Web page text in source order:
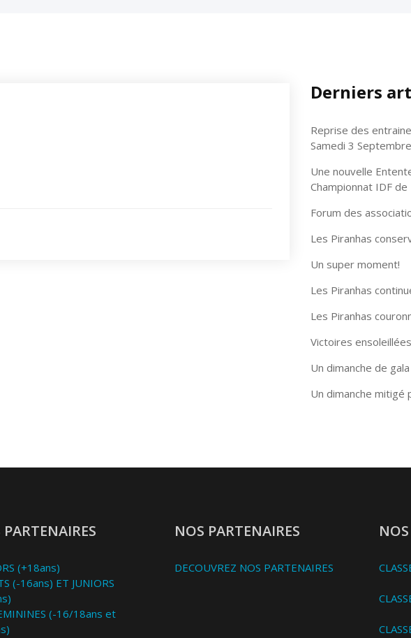
Derniers
Reprise des
Samedi 3
Une nouvelle
Championnat IDF
Forum des
Les Piranhas
Un super moment!
Les Piranhas
Les Piranhas
Victoires
Un dimanche de
Un dimanche mitigé
PARTENAIRES
(+18ans)
(-16ans) ET JUNIORS
(-16/18ans et
NOS PARTENAIRES
DECOUVREZ NOS PARTENAIRES